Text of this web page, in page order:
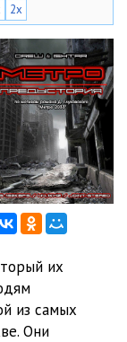
5
09:35
6
36:38
7
58:35
8
34:12
9
19:3110
11
12
13
14
2x
их
из самых
Они